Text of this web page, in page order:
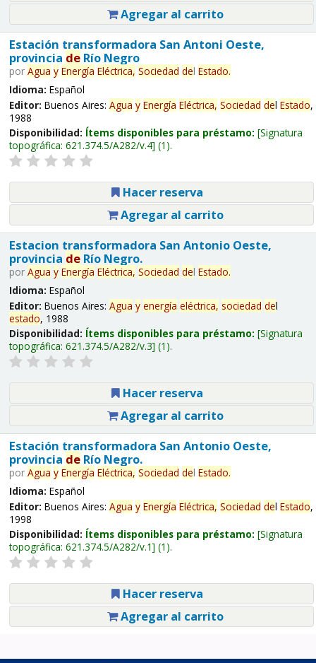
Agregar al carrito
Estación transformadora San Antoni Oeste,
provincia deRío Negro
por Agua y Energía Eléctrica, Sociedad del Estado.
Idioma: Español
Editor: Buenos Aires: Agua y Energía Eléctrica, Sociedad del Estado,
1988
Disponibilidad: Ítems disponibles para préstamo: Signatura
topográfica: 621.374.5/A282/v.4 (1).
Hacer reserva
Agregar al carrito
Estacion transformadora San Antonio Oeste,
provincia deRío Negro.
por Agua y Energía Eléctrica, Sociedad del Estado.
Idioma: Español
Editor: Buenos Aires: Agua y energía eléctrica, sociedad del
estado, 1988
Disponibilidad: Ítems disponibles para préstamo: Signatura
topográfica: 621.374.5/A282/v.3 (1).
Hacer reserva
Agregar al carrito
Estación transformadora San Antonio Oeste,
provincia deRío Negro.
por Agua y Energía Eléctrica, Sociedad del Estado.
Idioma: Español
Editor: Buenos Aires: Agua y Energía Eléctrica, Sociedad del Estado,
1998
Disponibilidad: Ítems disponibles para préstamo: Signatura
topográfica: 621.374.5/A282/v.1 (1).
Hacer reserva
Agregar al carrito